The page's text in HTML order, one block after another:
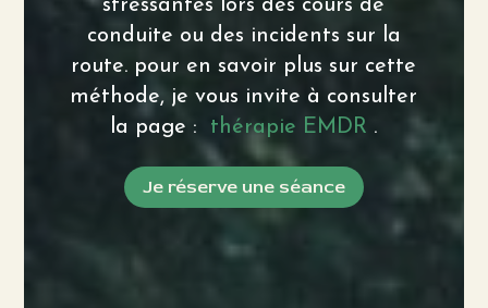
stressantes lors des cours de
conduite ou des incidents sur la
route. pour en savoir plus sur cette
méthode, je vous invite à consulter
la page : thérapie EMDR .
Je réserve une séance